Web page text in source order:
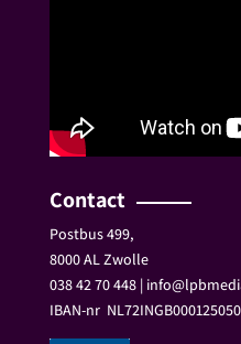
Contact
Postbus 499,
8000 AL Zwolle
038 42 70 448 |
IBAN-nr